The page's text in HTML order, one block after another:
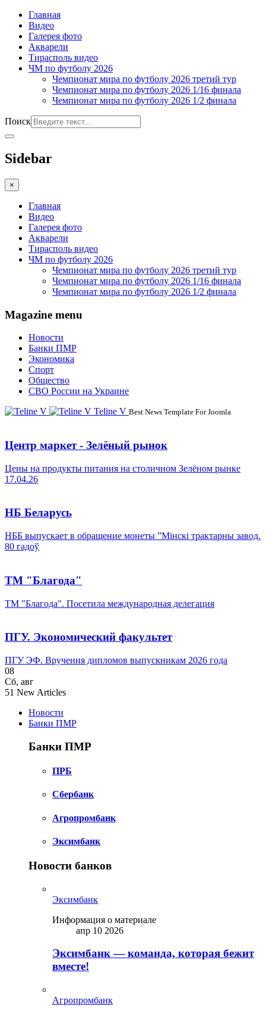
Главная
Видео
Галерея фото
Акварели
Тирасполь видео
ЧМ по футболу 2026
Чемпионат мира по футболу 2026 третий тур
Чемпионат мира по футболу 2026 1/16 финала
Чемпионат мира по футболу 2026 1/2 финала
Поиск
Sidebar
×
Главная
Видео
Галерея фото
Акварели
Тирасполь видео
ЧМ по футболу 2026
Чемпионат мира по футболу 2026 третий тур
Чемпионат мира по футболу 2026 1/16 финала
Чемпионат мира по футболу 2026 1/2 финала
Magazine menu
Новости
Банки ПМР
Экономика
Спорт
Общество
СВО России на Украине
Teline V Best News Template For Joomla
Центр маркет - Зелёный рынок
Цены на продукты питания на столичном Зелёном рынке
17.04.26
НБ Беларусь
НББ выпускает в обращение монеты ”Мінскі трактарны завод.
80 гадоў
ТМ "Благода"
ТМ "Благода". Посетила международная делегация
ПГУ. Экономический факультет
ПГУ ЭФ. Вручения дипломов выпускникам 2026 года
08
Сб, авг
51 New Articles
Новости
Банки ПМР
Банки ПМР
ПРБ
Сбербанк
Агропромбанк
Эксимбанк
Новости банков
Эксимбанк
Информация о материале
апр 10 2026
Эксимбанк — команда, которая бежит
вместе!
Агропромбанк